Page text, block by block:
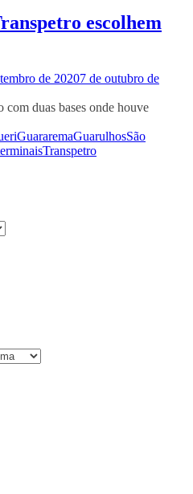
escolhem
de 20207 de outubro de
com duas bases onde houve
GuararemaGuarulhosSão
Transpetro